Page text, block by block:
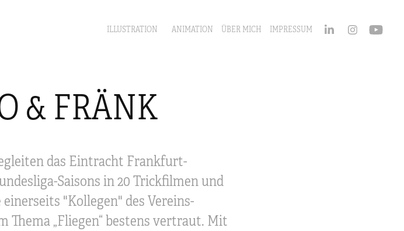
ILLUSTRATION ANIMATION ÜBER MICH IMPRESSUM
& FRÄNK
das Eintracht Frankfurt-
Saisons in 20 Trickfilmen und
"Kollegen" des Vereins-
„Fliegen“ bestens vertraut. Mit